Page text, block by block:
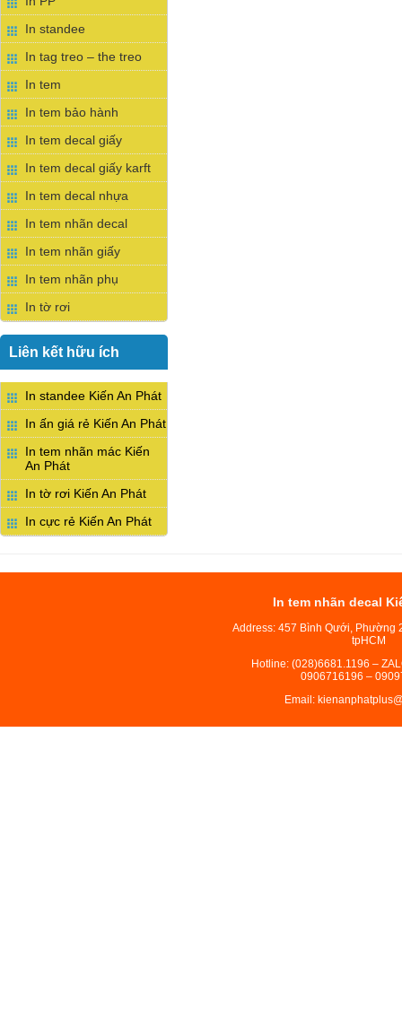
In standee
In tag treo – the treo
In tem
In tem bảo hành
In tem decal giấy
In tem decal giấy karft
In tem decal nhựa
In tem nhãn decal
In tem nhãn giấy
In tem nhãn phụ
In tờ rơi
Liên kết hữu ích
In standee Kiến An Phát
In ấn giá rẻ Kiến An Phát
In tem nhãn mác Kiến
An Phát
In tờ rơi Kiến An Phát
In cực rẻ Kiến An Phát
In tem nhãn decal
Address: 457 Bình Qưới, Phường
tpHCM
Hotline: (028)6681.1196 –
0906716196 –
Email: